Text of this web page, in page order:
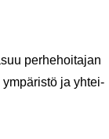
per­he­hoi­ta­jan
ym­pä­ris­tö ja yh­tei­